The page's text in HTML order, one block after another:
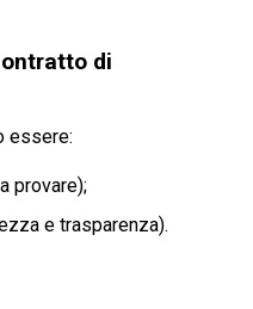
di
essere:
provare);
e trasparenza).